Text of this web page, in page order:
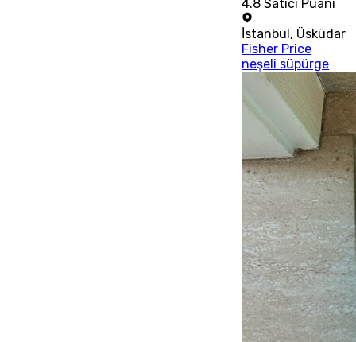
4.8 Satıcı Puanı
İstanbul, Üsküdar
Fisher Price
neşeli süpürge